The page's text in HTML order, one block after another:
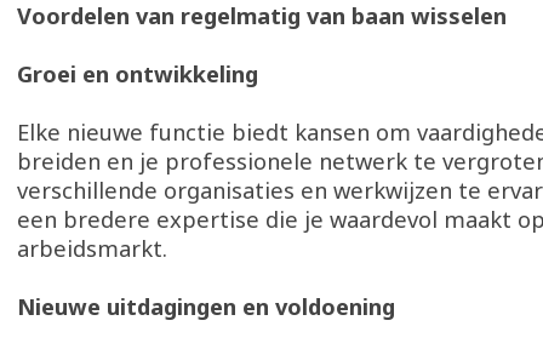
Voordelen van regelmatig van baan wisselen
Groei en ontwikkeling
Elke nieuwe functie biedt kansen om
breiden en je professionele netwerk te
verschillende organisaties en werkwijzen te
een bredere expertise die je waardevol maakt
arbeidsmarkt.
Nieuwe uitdagingen en voldoening